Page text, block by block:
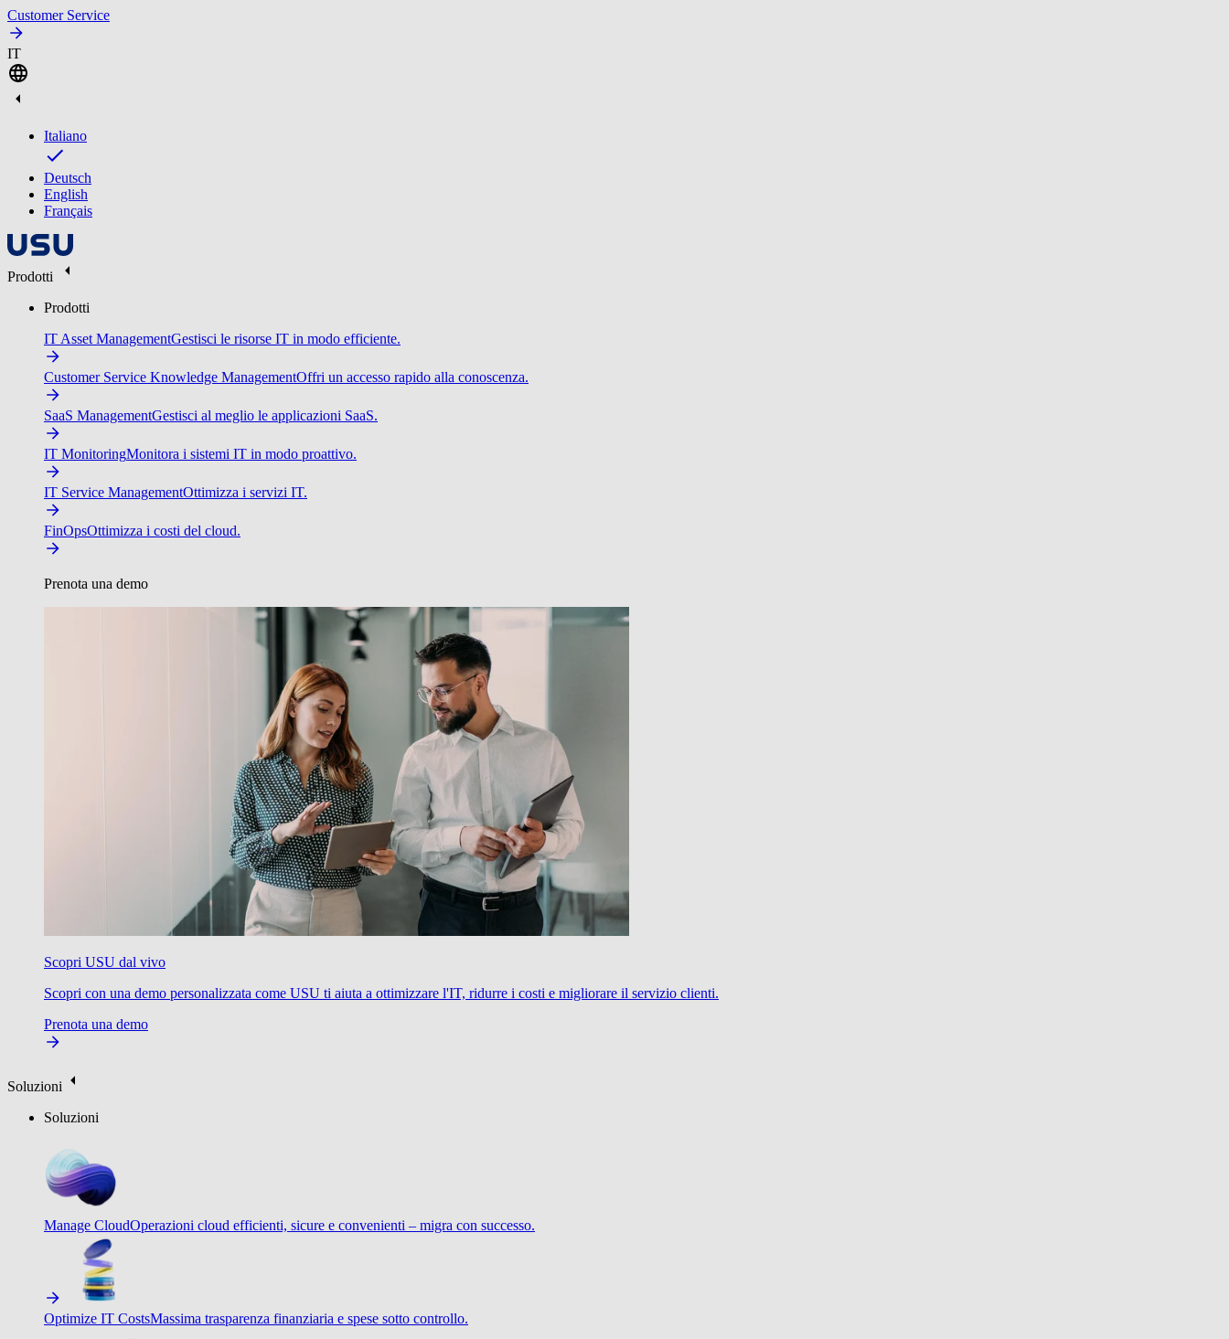
Customer Service
IT
Italiano
Deutsch
English
Français
Prodotti
Prodotti
IT Asset ManagementGestisci le risorse IT in modo efficiente.
Customer Service Knowledge ManagementOffri un accesso rapido alla conoscenza.
SaaS ManagementGestisci al meglio le applicazioni SaaS.
IT MonitoringMonitora i sistemi IT in modo proattivo.
IT Service ManagementOttimizza i servizi IT.
FinOpsOttimizza i costi del cloud.
Prenota una demo
Scopri USU dal vivo
Scopri con una demo personalizzata come USU ti aiuta a ottimizzare l'IT, ridurre i costi e migliorare il servizio clienti.
Prenota una demo
Soluzioni
Soluzioni
Manage CloudOperazioni cloud efficienti, sicure e convenienti – migra con successo.
Optimize IT CostsMassima trasparenza finanziaria e spese sotto controllo.